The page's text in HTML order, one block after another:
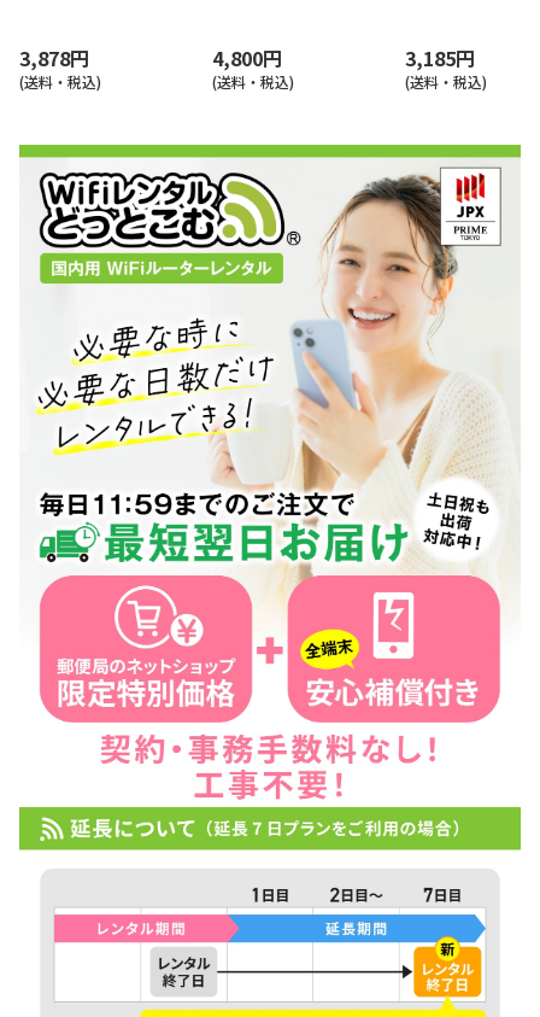
3,878円
(送料・税込)
4,800円
(送料・税込)
3,185円
(送料・税込)